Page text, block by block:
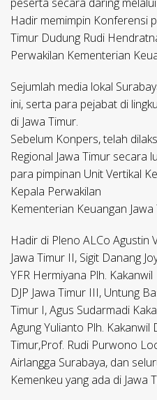
Hadir memimpin Konferensi
Timur Dudung Rudi
Perwakilan Kementerian
Sejumlah media lokal
ini, serta para pejabat di
di Jawa Timur.
Sebelum Konpers, telah
Regional Jawa Timur secara
para pimpinan Unit Vertikal
Kepala Perwakilan
Kementerian Keuangan Jawa
Hadir di Pleno ALCo Agustin
Jawa Timur II, Sigit Danang
YFR Hermiyana Plh. Kakanwil
DJP Jawa Timur III, Untung
Timur I, Agus Sudarmadi
Agung Yulianto Plh.
Timur,Prof. Rudi Purwono
Airlangga Surabaya, dan
Kemenkeu yang ada di Jawa